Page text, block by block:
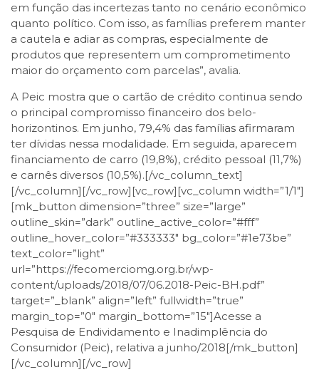
em função das incertezas tanto no cenário econômico
quanto político. Com isso, as famílias preferem manter
a cautela e adiar as compras, especialmente de
produtos que representem um comprometimento
maior do orçamento com parcelas”, avalia.
A Peic mostra que o cartão de crédito continua sendo
o principal compromisso financeiro dos belo-
horizontinos. Em junho, 79,4% das famílias afirmaram
ter dívidas nessa modalidade. Em seguida, aparecem
financiamento de carro (19,8%), crédito pessoal (11,7%)
e carnês diversos (10,5%).[/vc_column_text]
[/vc_column][/vc_row][vc_row][vc_column width=”1/1″]
[mk_button dimension=”three” size=”large”
outline_skin=”dark” outline_active_color=”#fff”
outline_hover_color=”#333333″ bg_color=”#1e73be”
text_color=”light”
url=”https://fecomerciomg.org.br/wp-
content/uploads/2018/07/06.2018-Peic-BH.pdf”
target=”_blank” align=”left” fullwidth=”true”
margin_top=”0″ margin_bottom=”15″]Acesse a
Pesquisa de Endividamento e Inadimplência do
Consumidor (Peic), relativa a junho/2018[/mk_button]
[/vc_column][/vc_row]